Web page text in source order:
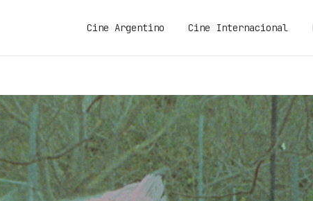
Cine Argentino Cine Internacional